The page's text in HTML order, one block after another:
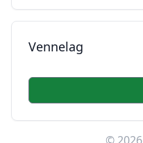
Vennelag